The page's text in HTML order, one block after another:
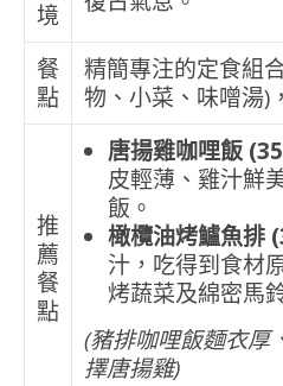
境
餐
點
精簡專注的定食組
物、小菜、味噌湯)
推
薦
餐
點
唐揚雞咖哩飯
皮輕薄、雞汁鮮
飯。
橄欖油烤鱸魚排
汁，吃得到食材
烤蔬菜及綿密馬
(豬排咖哩飯麵衣厚
擇唐揚雞)